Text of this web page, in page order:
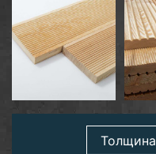
Толщина